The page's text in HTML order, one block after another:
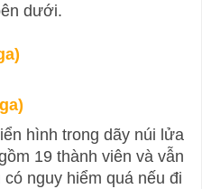
dưới.
hình trong dãy núi lửa
19 thành viên và vẫn
nguy hiểm quá nếu đi